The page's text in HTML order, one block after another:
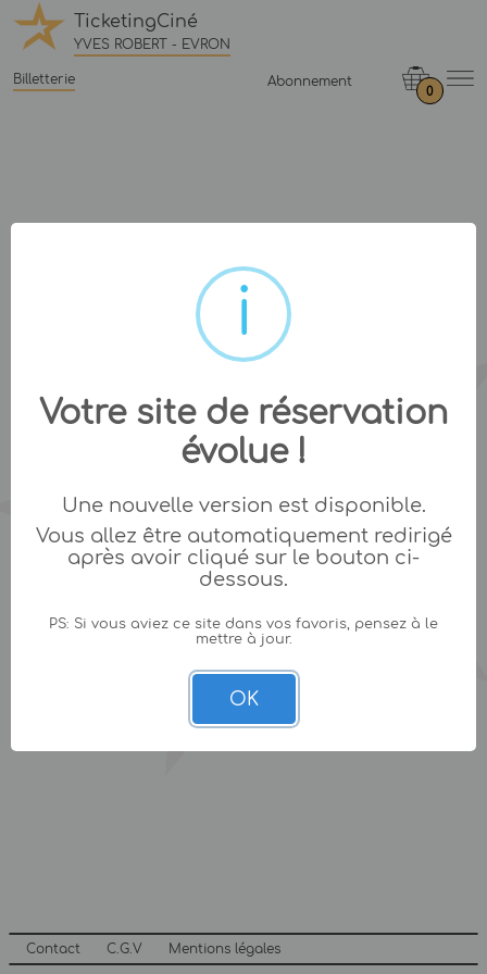
TicketingCiné
YVES ROBERT - EVRON
Billetterie Abonnement
0
Contact C.G.V Mentions légales
Votre site de réservation
évolue !
Une nouvelle version est disponible.
Vous allez être automatiquement redirigé
après avoir cliqué sur le bouton ci-
dessous.
PS: Si vous aviez ce site dans vos favoris, pensez à le
mettre à jour.
OK